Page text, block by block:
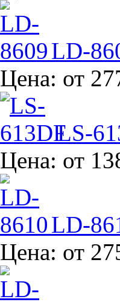
LD-
Цена: от
LS-
Цена: от
LD-
Цена: от